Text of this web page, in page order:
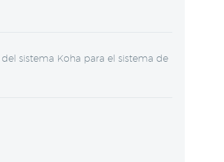
sistema Koha para el sistema de